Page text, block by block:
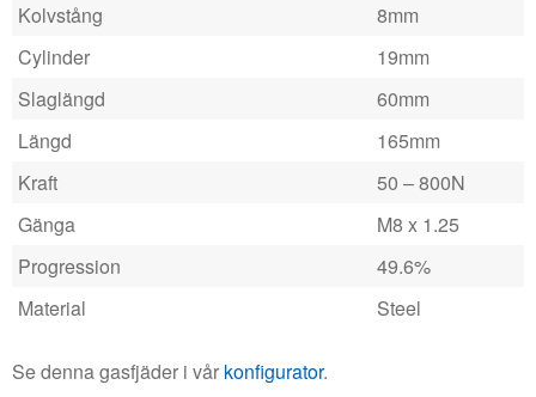
Kolvstång
8mm
Cylinder
19mm
Slaglängd
60mm
Längd
165mm
Kraft
50 – 800N
Gänga
M8 x 1.25
Progression
49.6%
Material
Steel
Se denna gasfjäder i vår konfigurator.